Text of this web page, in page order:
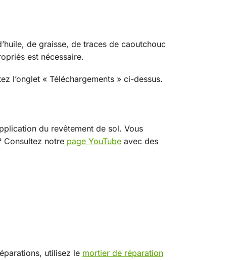
de graisse, de traces de caoutchouc
est nécessaire.
l’onglet « Téléchargements » ci-dessus.
du revêtement de sol. Vous
Consultez notre page YouTubeavec des
utilisez le mortier de réparation